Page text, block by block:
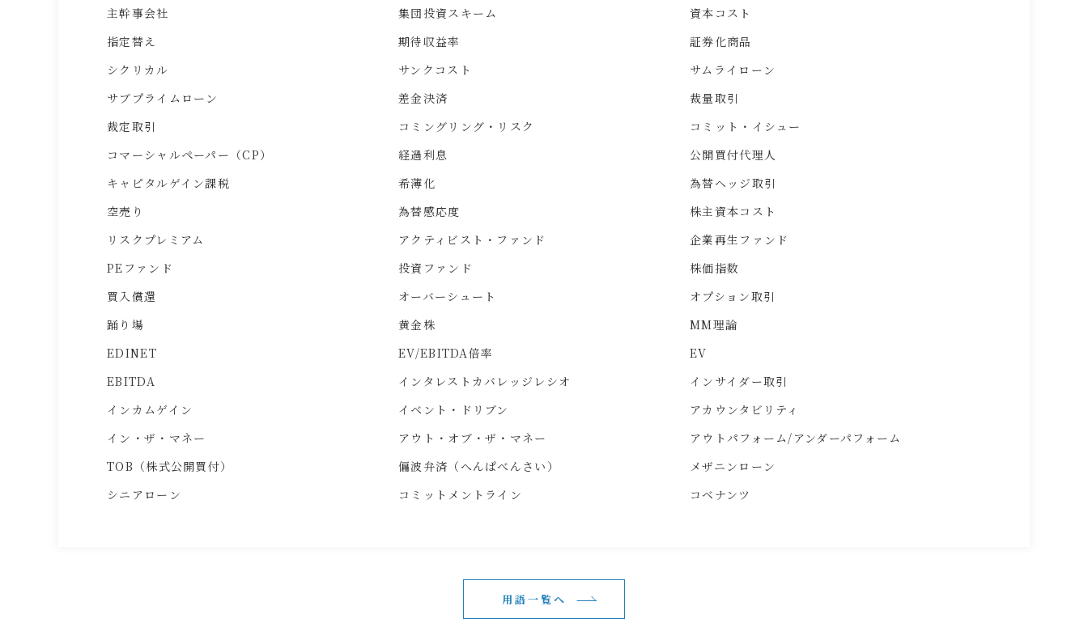
主幹事会社
集団投資スキーム
資本コスト
指定替え
期待収益率
証券化商品
シクリカル
サンクコスト
サムライローン
サブプライムローン
差金決済
裁量取引
裁定取引
コミングリング・リスク
コミット・イシュー
コマーシャルペーパー（CP）
経過利息
公開買付代理人
キャピタルゲイン課税
希薄化
為替ヘッジ取引
空売り
為替感応度
株主資本コスト
リスクプレミアム
アクティビスト・ファンド
企業再生ファンド
PEファンド
投資ファンド
株価指数
買入償還
オーバーシュート
オプション取引
踊り場
黄金株
MM理論
EDINET
EV/EBITDA倍率
EV
EBITDA
インタレストカバレッジレシオ
インサイダー取引
インカムゲイン
イベント・ドリブン
アカウンタビリティ
イン・ザ・マネー
アウト・オブ・ザ・マネー
アウトパフォーム/アンダーパフォーム
TOB（株式公開買付）
偏波弁済（へんぱべんさい）
メザニンローン
シニアローン
コミットメントライン コベナンツ
用語一覧へ